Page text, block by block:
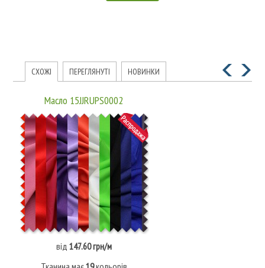
СХОЖІ ПЕРЕГЛЯНУТІ НОВИНКИ
Масло 15JJRUPS0002
від 147.60 грн/м